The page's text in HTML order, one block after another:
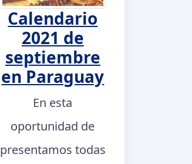
Calendario
2021 de
septiembre
en Paraguay
En esta
oportunidad de
presentamos todas